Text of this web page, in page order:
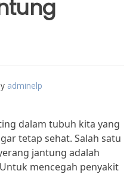
adminelp
dalam tubuh kita yang
tetap sehat. Salah satu
jantung adalah
mencegah penyakit